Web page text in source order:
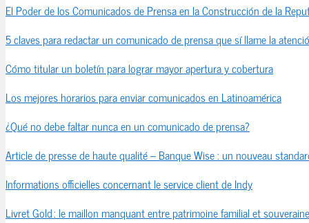
El Poder de los Comunicados de Prensa en la Construcción de la
5 claves para redactar un comunicado de prensa que sí llame la
Cómo titular un boletín para lograr mayor apertura y cobertura
Los mejores horarios para enviar comunicados en Latinoamérica
¿Qué no debe faltar nunca en un comunicado de prensa?
Article de presse de haute qualité – Banque Wise : un nouveau
Informations officielles concernant le service client de Indy
Livret Gold : le maillon manquant entre patrimoine familial et